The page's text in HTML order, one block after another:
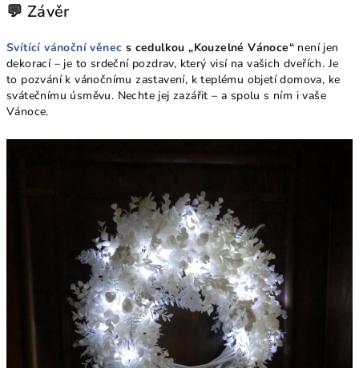
💬 Závěr
Svítící vánoční věnec s cedulkou „Kouzelné Vánoce“ není jen
dekorací – je to srdeční pozdrav, který visí na vašich dveřích. Je
to pozvání k vánočnímu zastavení, k teplému objetí domova, ke
svátečnímu úsměvu. Nechte jej zazářit – a spolu s ním i vaše
Vánoce.